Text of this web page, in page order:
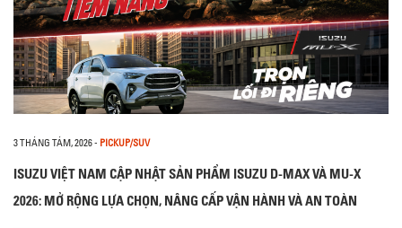
3 THÁNG TÁM, 2026- PICKUP/SUV
ISUZU VIỆT NAM CẬP NHẬT SẢN PHẨM ISUZU D-MAX VÀ MU-X
2026: MỞ RỘNG LỰA CHỌN, NÂNG CẤP VẬN HÀNH VÀ AN TOÀN